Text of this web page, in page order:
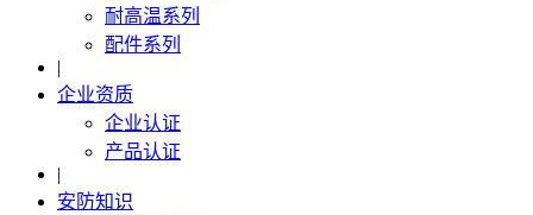
耐高温系列
配件系列
|
企业资质
企业认证
产品认证
|
安防知识